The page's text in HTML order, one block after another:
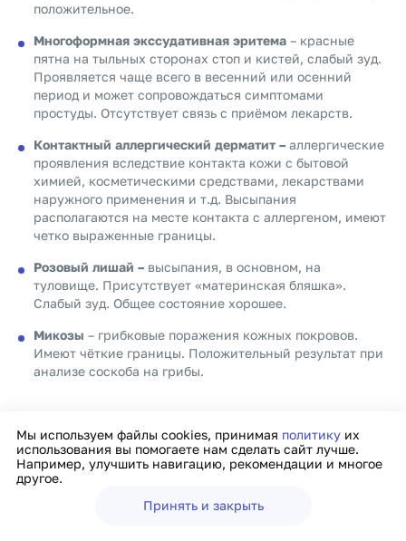
положительное.
Многоформная экссудативная эритема – красные
пятна на тыльных сторонах стоп и кистей, слабый зуд.
Проявляется чаще всего в весенний или осенний
период и может сопровождаться симптомами
простуды. Отсутствует связь с приёмом лекарств.
Контактный аллергический дерматит – аллергические
проявления вследствие контакта кожи с бытовой
химией, косметическими средствами, лекарствами
наружного применения и т.д. Высыпания
располагаются на месте контакта с аллергеном, имеют
четко выраженные границы.
Розовый лишай – высыпания, в основном, на
туловище. Присутствует «материнская бляшка».
Слабый зуд. Общее состояние хорошее.
Микозы – грибковые поражения кожных покровов.
Имеют чёткие границы. Положительный результат при
анализе соскоба на грибы.
Профилактика токсидермии
из рациона продукты, содержащие:
Мы используем файлы cookies, принимая политику их
использования вы помогаете нам сделать сайт лучше.
Например, улучшить навигацию, рекомендации и многое
другое.
Принять и закрыть